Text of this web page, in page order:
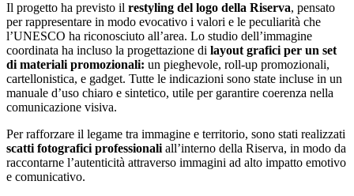
Il progetto ha previsto il restyling del logo della Riserva, pensato
per rappresentare in modo evocativo i valori e le peculiarità che
l’UNESCO ha riconosciuto all’area. Lo studio dell’immagine
coordinata ha incluso la progettazione di layout grafici per un set
di materiali promozionali: un pieghevole, roll-up promozionali,
cartellonistica, e gadget. Tutte le indicazioni sono state incluse in un
manuale d’uso chiaro e sintetico, utile per garantire coerenza nella
comunicazione visiva.
Per rafforzare il legame tra immagine e territorio, sono stati realizzati
scatti fotografici professionali all’interno della Riserva, in modo da
raccontarne l’autenticità attraverso immagini ad alto impatto emotivo
e comunicativo.